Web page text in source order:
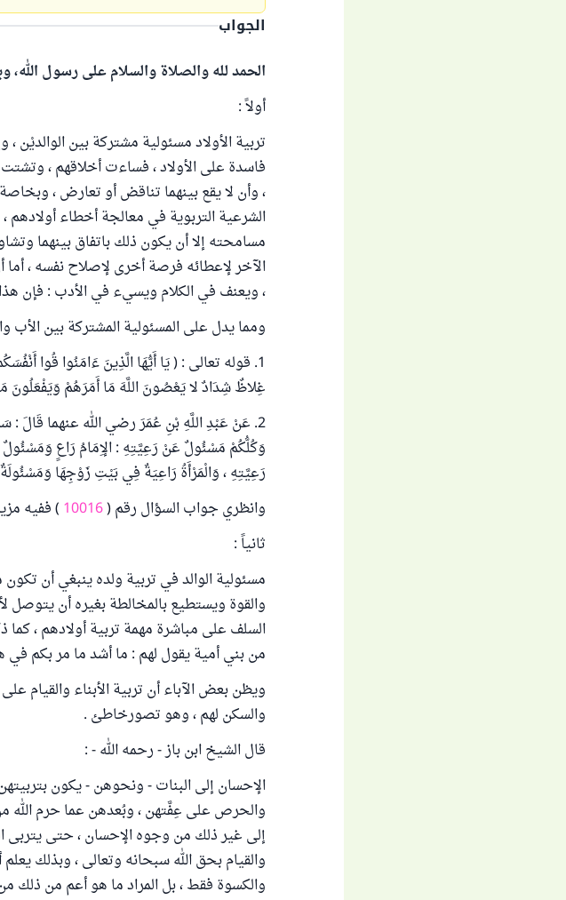
الجواب
الحمد لله والصلاة والسلام على رسول الله،
أولاً :
تربية الأولاد مسئولية مشتركة بين
فاسدة على الأولاد ، فساءت أخلاقهم ،
، وأن لا يقع بينهما تناقض أو تعارض ،
الشرعية التربوية في معالجة أخطاء أولادهم
مسامحته إلا أن يكون ذلك باتفاق بينهما
الآخر لإعطائه فرصة أخرى لإصلاح نفسه ،
، ويعنف في الكلام ويسيء في الأدب : فإن
ومما يدل على المسئولية المشتركة بين الأب
1. قوله تعالى : ( يَا أَيُّهَا الَّذِينَ ءَامَنُوا قُوا
غِلاظٌ شِدَادٌ لا يَعْصُونَ اللَّهَ مَا أَمَرَهُمْ وَيَفْعَلُونَ
2. عَنْ عَبْدِ اللَّهِ بْنِ عُمَرَ رضي الله عنهما قَالَ
وَكُلُّكُمْ مَسْئُولٌ عَنْ رَعِيَّتِهِ : الإِمَامُ رَاعٍ
رَعِيَّتِهِ ، وَالْمَرْأَةُ رَاعِيَةٌ فِي بَيْتِ زَوْجِهَا وَمَسْئُولَةٌ عَنْ رَعِيَّتِهَا
وانظري جواب السؤال رقم (10016 ) ففيه
ثانياً :
مسئولية الوالد في تربية ولده ينبغي أن
والقوة ويستطيع بالمخالطة بغيره أن
السلف على مباشرة مهمة تربية أولادهم ،
من بني أمية يقول لهم : ما أشد ما مر بكم في
ويظن بعض الآباء أن تربية الأبناء والقيام
والسكن لهم ، وهو تصورخاطئ .
قال الشيخ ابن باز - رحمه الله - :
الإحسان إلى البنات - ونحوهن - يكون
والحرص على عِفَّتهن ، وبُعدهن عما حرم الله من
إلى غير ذلك من وجوه الإحسان ، حتى يتربى
والقيام بحق الله سبحانه وتعالى ، وبذلك
والكسوة فقط ، بل المراد ما هو أعم من ذلك